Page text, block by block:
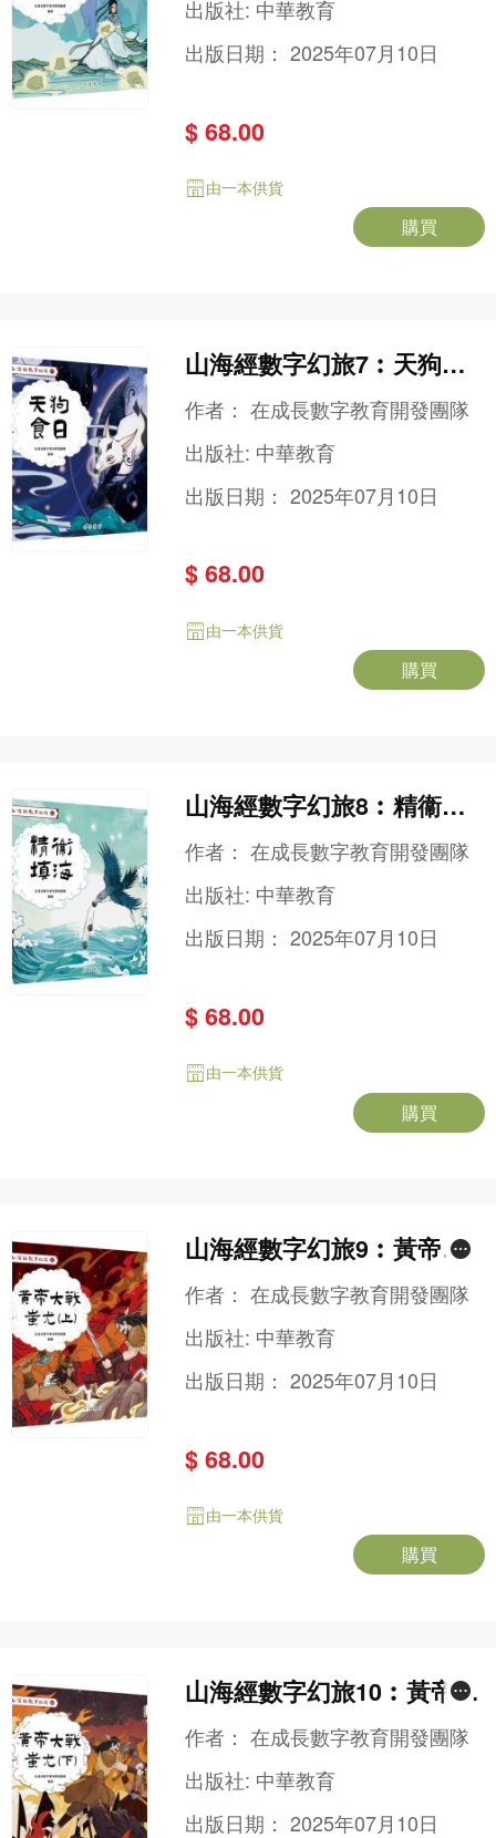
出版社: 中華教育
出版日期：2025年07月10日
$ 68.00
由一本供貨
購買
山海經數字幻旅7︰天狗食
日
作者：在成長數字教育開發團隊
出版社: 中華教育
出版日期：2025年07月10日
$ 68.00
由一本供貨
購買
山海經數字幻旅8︰精衞填
海
作者：在成長數字教育開發團隊
出版社: 中華教育
出版日期：2025年07月10日
$ 68.00
由一本供貨
購買
山海經數字幻旅9︰黃帝大
戰蚩尤（上）
作者：在成長數字教育開發團隊
出版社: 中華教育
出版日期：2025年07月10日
$ 68.00
由一本供貨
購買
山海經數字幻旅10︰黃帝大
戰蚩尤（下）
作者：在成長數字教育開發團隊
出版社: 中華教育
出版日期：2025年07月10日